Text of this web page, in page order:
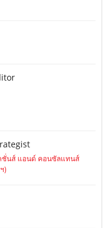
นส์ แอนด์ คอนซัลแทนส์
)